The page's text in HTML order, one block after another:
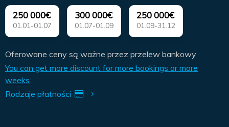
250 000€
01.01-01.07
300 000€
01.07-01.09
250 000€
01.09-31.12
Oferowane ceny są ważne przez przelew bankowy
You can get more discount for more bookings or more
weeks
Rodzaje płatności